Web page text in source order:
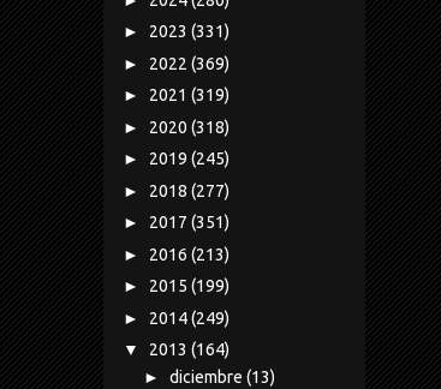
► 2023 (331)
► 2022 (369)
► 2021 (319)
► 2020 (318)
► 2019 (245)
► 2018 (277)
► 2017 (351)
► 2016 (213)
► 2015 (199)
► 2014(249)
▼ 2013 (164)
► diciembre (13)